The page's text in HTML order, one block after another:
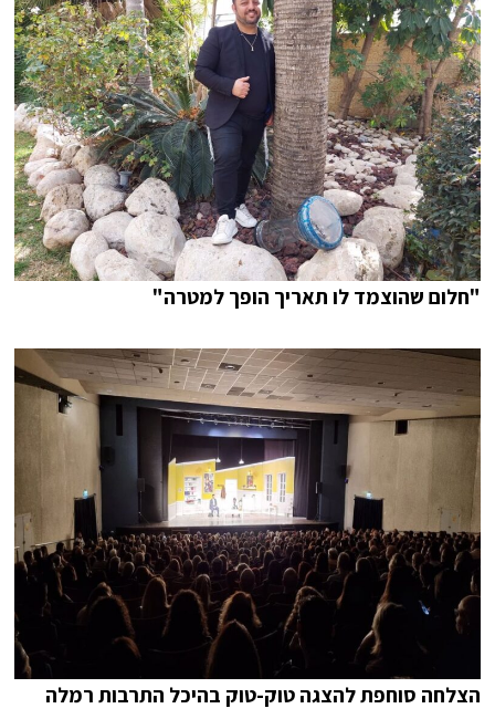
"חלום שהוצמד לו תאריך הופך למטרה"
הצלחה סוחפת להצגה טוק-טוק בהיכל התרבות רמלה